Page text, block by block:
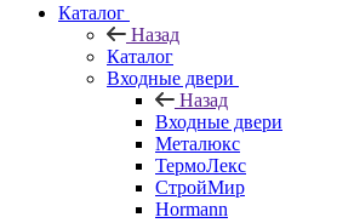
Каталог
Назад
Каталог
Входные двери
Назад
Входные двери
Металюкс
ТермоЛекс
СтройМир
Hormann